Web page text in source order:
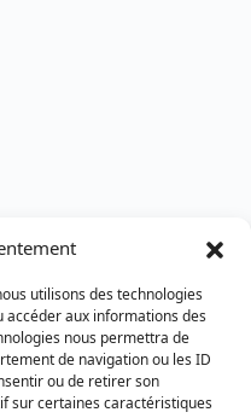
utilisons des technologies
aux informations des
nous permettra de
de navigation ou les ID
ou de retirer son
sur certaines caractéristiques